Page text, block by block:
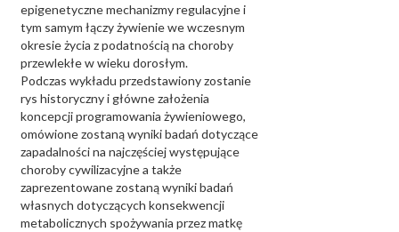
epigenetyczne mechanizmy regulacyjne i
tym samym łączy żywienie we wczesnym
okresie życia z podatnością na choroby
przewlekłe w wieku dorosłym.
Podczas wykładu przedstawiony zostanie
rys historyczny i główne założenia
koncepcji programowania żywieniowego,
omówione zostaną wyniki badań dotyczące
zapadalności na najczęściej występujące
choroby cywilizacyjne a także
zaprezentowane zostaną wyniki badań
własnych dotyczących konsekwencji
metabolicznych spożywania przez matkę